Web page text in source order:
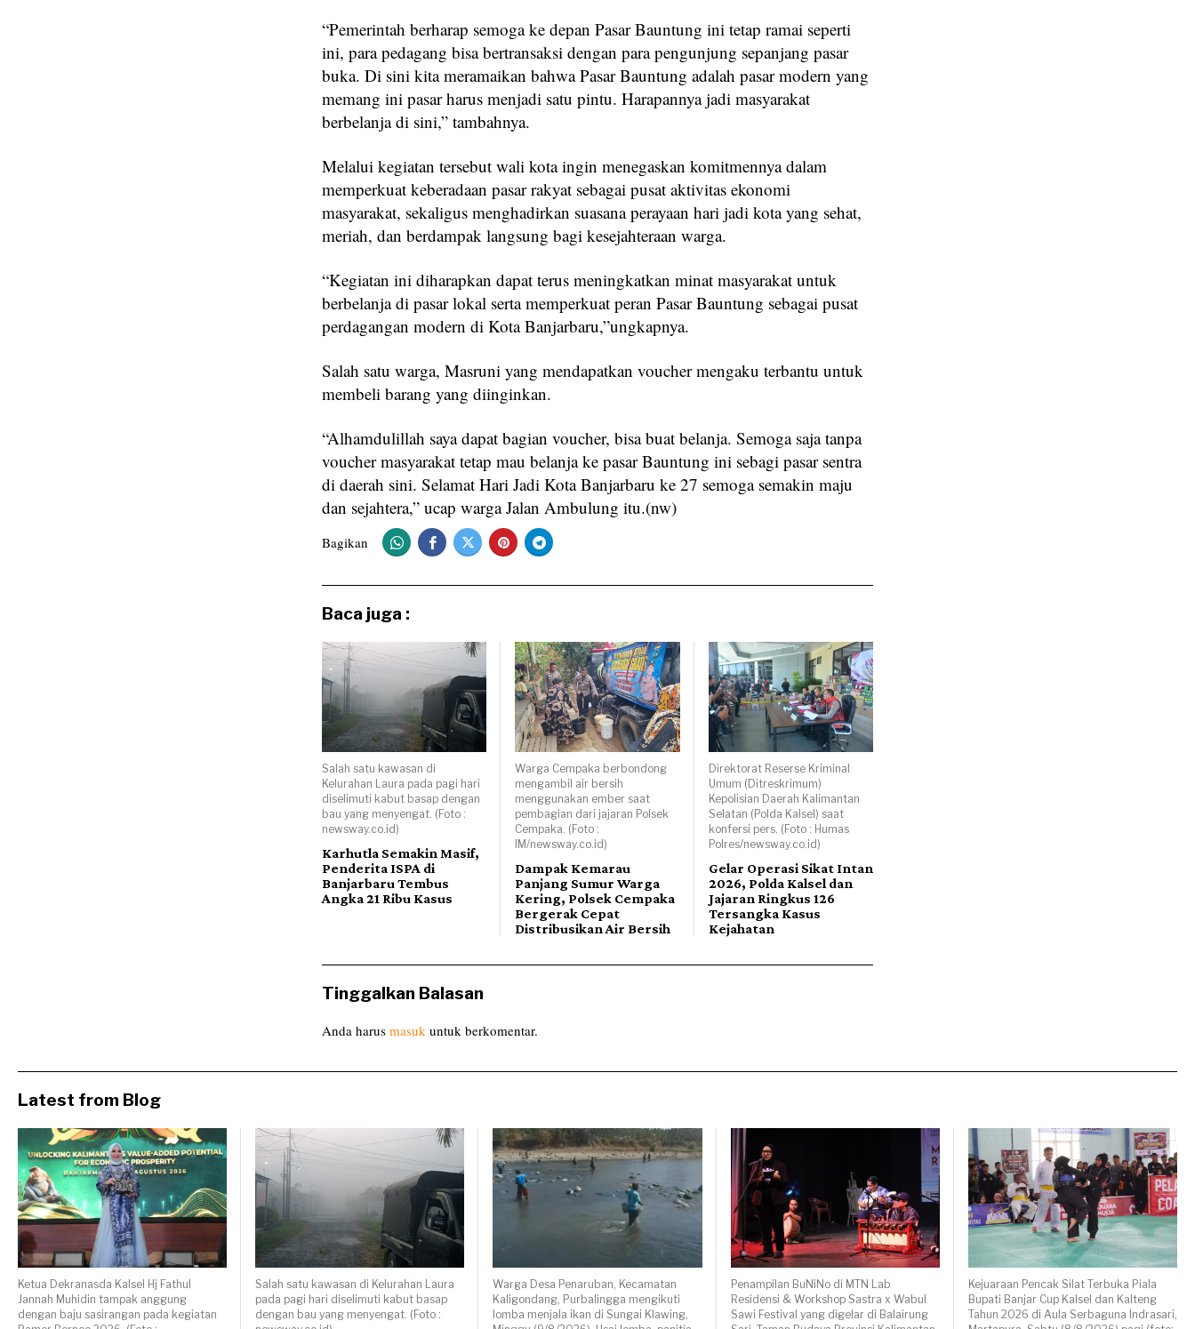
“Pemerintah berharap semoga ke depan Pasar Bauntung ini tetap ramai seperti
ini, para pedagang bisa bertransaksi dengan para pengunjung sepanjang pasar
buka. Di sini kita meramaikan bahwa Pasar Bauntung adalah pasar modern yang
memang ini pasar harus menjadi satu pintu. Harapannya jadi masyarakat
berbelanja di sini,” tambahnya.
Melalui kegiatan tersebut wali kota ingin menegaskan komitmennya dalam
memperkuat keberadaan pasar rakyat sebagai pusat aktivitas ekonomi
masyarakat, sekaligus menghadirkan suasana perayaan hari jadi kota yang sehat,
meriah, dan berdampak langsung bagi kesejahteraan warga.
“Kegiatan ini diharapkan dapat terus meningkatkan minat masyarakat untuk
berbelanja di pasar lokal serta memperkuat peran Pasar Bauntung sebagai pusat
perdagangan modern di Kota Banjarbaru,”ungkapnya.
Salah satu warga, Masruni yang mendapatkan voucher mengaku terbantu untuk
membeli barang yang diinginkan.
“Alhamdulillah saya dapat bagian voucher, bisa buat belanja. Semoga saja tanpa
voucher masyarakat tetap mau belanja ke pasar Bauntung ini sebagi pasar sentra
di daerah sini. Selamat Hari Jadi Kota Banjarbaru ke 27 semoga semakin maju
dan sejahtera,” ucap warga Jalan Ambulung itu.(nw)
Bagikan
Baca juga :
Salah satu kawasan di
Kelurahan Laura pada pagi hari
diselimuti kabut basap dengan
bau yang menyengat. (Foto :
newsway.co.id)
Karhutla Semakin Masif,
Penderita ISPA di
Banjarbaru Tembus
Angka 21 Ribu Kasus
Warga Cempaka berbondong
mengambil air bersih
menggunakan ember saat
pembagian dari jajaran Polsek
Cempaka. (Foto :
IM/newsway.co.id)
Dampak Kemarau
Panjang Sumur Warga
Kering, Polsek Cempaka
Bergerak Cepat
Distribusikan Air Bersih
Direktorat Reserse Kriminal
Umum (Ditreskrimum)
Kepolisian Daerah Kalimantan
Selatan (Polda Kalsel) saat
konfersi pers. (Foto : Humas
Polres/newsway.co.id)
Gelar Operasi Sikat Intan
2026, Polda Kalsel dan
Jajaran Ringkus 126
Tersangka Kasus
Kejahatan
Tinggalkan Balasan
Anda harus masuk untuk berkomentar.
Latest from Blog
Ketua Dekranasda Kalsel Hj Fathul
Jannah Muhidin tampak anggung
dengan baju sasirangan pada kegiatan
Salah satu kawasan di Kelurahan Laura
pada pagi hari diselimuti kabut basap
dengan bau yang menyengat. (Foto :
Warga Desa Penaruban, Kecamatan
Kaligondang, Purbalingga mengikuti
lomba menjala ikan di Sungai Klawing,
Penampilan BuNiNo di MTN Lab
Residensi & Workshop Sastra x Wabul
Sawi Festival yang digelar di Balairung
Kejuaraan Pencak Silat Terbuka Piala
Bupati Banjar Cup Kalsel dan Kalteng
Tahun 2026 di Aula Serbaguna Indrasari,